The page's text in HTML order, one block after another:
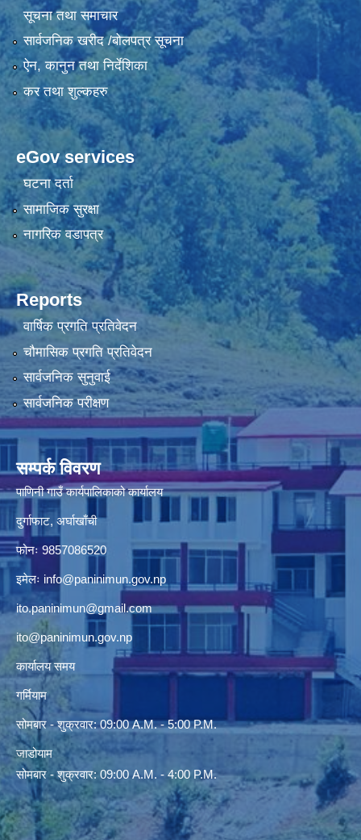
सूचना तथा समाचार
सार्वजनिक खरीद /बोलपत्र सूचना
ऐन, कानुन तथा निर्देशिका
कर तथा शुल्कहरु
eGov services
घटना दर्ता
सामाजिक सुरक्षा
नागरिक वडापत्र
Reports
वार्षिक प्रगति प्रतिवेदन
चौमासिक प्रगति प्रतिवेदन
सार्वजनिक सुनुवाई
सार्वजनिक परीक्षण
सम्पर्क विवरण
पाणिनी गाउँ कार्यपालिकाको कार्यालय
दुर्गाफाट, अर्घाखाँची
फोनः 9857086520
इमेलः info@paninimun.gov.np
ito.paninimun@gmail.com
ito@paninimun.gov.np
कार्यालय समय
गर्मियाम
सोमबार - शुक्रवार: 09:00 A.M. - 5:00 P.M.
जाडोयाम
सोमबार - शुक्रवार: 09:00 A.M. - 4:00 P.M.